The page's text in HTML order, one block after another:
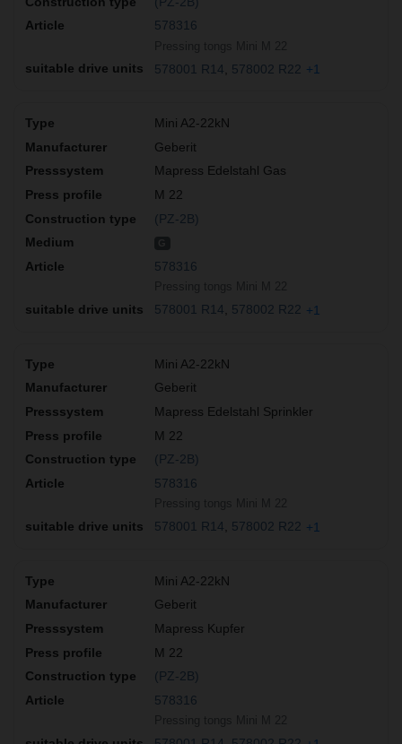
578316
578001 R14 578002 R22 +1
Mini A2-22kN
Geberit
Mapress Edelstahl Gas
M 22
(PZ-2B)
578316
578001 R14 578002 R22 +1
Mini A2-22kN
Geberit
Mapress Edelstahl Sprinkler
M 22
(PZ-2B)
578316
578001 R14 578002 R22 +1
Mini A2-22kN
Geberit
Mapress Kupfer
M 22
(PZ-2B)
578316